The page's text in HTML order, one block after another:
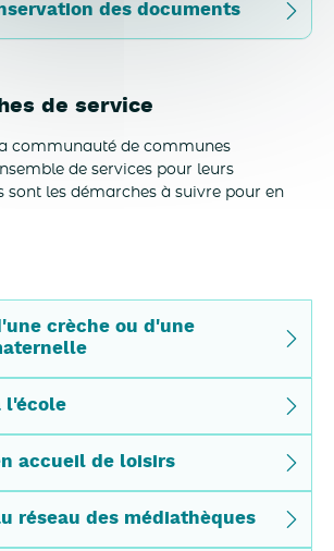
des documents
de service
communauté de communes
de services pour leurs
sont les démarches à suivre pour en
crèche ou d'une
l'école
accueil de loisirs
réseau des médiathèques